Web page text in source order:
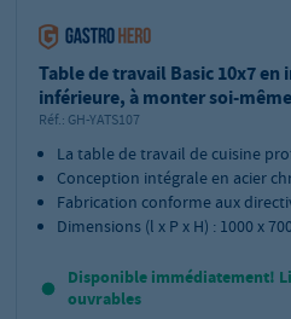
Table de travail Basic 10x7 en
inférieure, à monter soi-même
Réf.: GH-YATS107
La table de travail de cuisine
Conception intégrale en acier
Fabrication conforme aux
Dimensions (l x P x H) : 1000 x
Disponible immédiatement!
ouvrables